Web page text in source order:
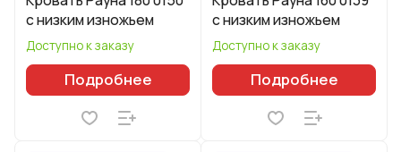
с низким изножьем
Доступно к заказу
Подробнее
с низким изножьем
Доступно к заказу
Подробнее